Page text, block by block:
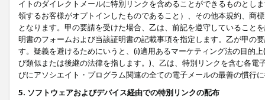
イトのダイレクトメールに特別リンクを含めることができるものとし
領するお客様がオプトインしたものであること）、その他本規約、商
となります。甲の要請を受けた場合、乙は、前記を遵守していること
明書のフォームおよび当該証明書の記載事項を指定します。乙が甲の
す。疑義を避けるためにいうと、(i)適用あるマーケティング法の目的
び類似または後継の法律を指します。)、乙は、特別リンクを含む各
びにアソシエイト・プログラム関連の全ての電子メールの最善の慣行
5. ソフトウェアおよびデバイス経由での特別リンクの配布